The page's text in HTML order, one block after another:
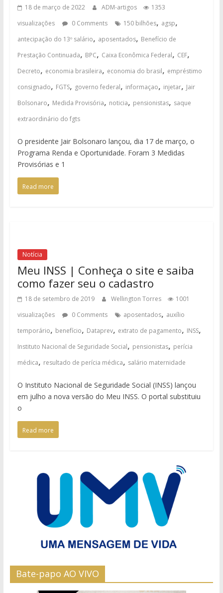
18 de março de 2022 ADM-artigos
1353
visualizações
0 Comments 150 bilhões, agsp,
antecipação do 13º salário, aposentados, Benefício de
Prestação Continuada, BPC, Caixa Econômica Federal, CEF,
Decreto, economia brasileira, economia do brasil, empréstimo
consignado, FGTS, governo federal, informaçao, injetar, Jair
Bolsonaro, Medida Provisória, noticia, pensionistas, saque
extraordinário do fgts
O presidente Jair Bolsonaro lançou, dia 17 de março, o
Programa Renda e Oportunidade. Foram 3 Medidas
Provisórias e 1
Read more
Notícia
Meu INSS | Conheça o site e saiba
como fazer seu o cadastro
18 de setembro de 2019 Wellington Torres
1001
visualizações
0 Comments aposentados, auxílio
temporário, benefício, Dataprev, extrato de pagamento, INSS,
Instituto Nacional de Seguridade Social, pensionistas, perícia
médica, resultado de perícia médica, salário maternidade
O Instituto Nacional de Seguridade Social (INSS) lançou
em julho a nova versão do Meu INSS. O portal substituiu
o
Read more
Bate-papo AO VIVO